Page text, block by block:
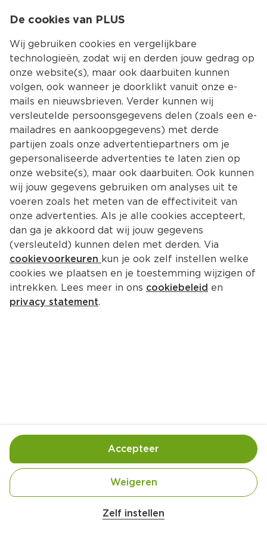
Kies jouw
Ingrediënten Bereiding
De cookies van PLUS
Wij gebruiken cookies en vergelijkbare
technologieën, zodat wij en derden jouw gedrag op
onze website(s), maar ook daarbuiten kunnen
volgen, ook wanneer je doorklikt vanuit onze e-
mails en nieuwsbrieven. Verder kunnen wij
versleutelde persoonsgegevens delen (zoals een e-
mailadres en aankoopgegevens) met derde
partijen zoals onze advertentiepartners om je
gepersonaliseerde advertenties te laten zien op
onze website(s), maar ook daarbuiten. Ook kunnen
wij jouw gegevens gebruiken om analyses uit te
voeren zoals het meten van de effectiviteit van
onze advertenties. Als je alle cookies accepteert,
dan ga je akkoord dat wij jouw gegevens
(versleuteld) kunnen delen met derden. Via
cookievoorkeuren kun je ook zelf instellen welke
cookies we plaatsen en je toestemming wijzigen of
intrekken. Lees meer in ons cookiebeleid en
privacy statement.
Zelf instellen
Weigeren
Accepteer